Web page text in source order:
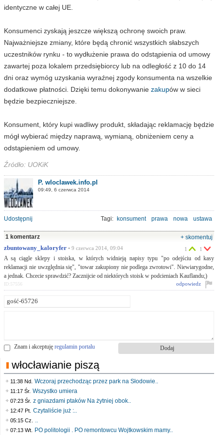
identyczne w całej UE.
Konsumenci zyskają jeszcze większą ochronę swoich praw.
Najważniejsze zmiany, które będą chronić wszystkich słabszych
uczestników rynku - to wydłużenie prawa do odstąpienia od umowy
zawartej poza lokalem przedsiębiorcy lub na odległość z 10 do 14
dni oraz wymóg uzyskania wyraźnej zgody konsumenta na wszelkie
dodatkowe płatności. Dzięki temu dokonywanie zakupów w sieci
będzie bezpieczniejsze.
Konsument, który kupi wadliwy produkt, składając reklamację będzie
mógł wybierać między naprawą, wymianą, obniżeniem ceny a
odstąpieniem od umowy.
Źródło: UOKiK
P. wloclawek.info.pl
09:49, 6 czerwca 2014
Udostępnij Tagi: konsument prawa nowa ustawa
1 komentarz
+ skomentuj
zbuntowany_kaloryfer • 9 czerwca 2014, 09:04
A są ciągle sklepy i stoiska, w których widnieją napisy typu "po odejściu od kasy
reklamacji nie uwzględnia się", "towar zakupiony nie podlega zwrotowi". Niewiarygodne,
a jednak. Chcecie sprawdzić? Zacznijcie od niektórych stoisk w podcieniach Kauflandu;)
1 1
odpowiedz
ID:57556
Znam i akceptuję regulamin portalu
włocławianie piszą
11:38 Nd. Wczoraj przechodząc przez park na Słodowie..
11:17 Śr. Wszystko umiera
07:23 Śr. z gniazdami ptaków Na żytniej obok..
12:47 Pt. Czytaliście już :..
05:15 Cz. ..
07:13 Wt. PO politologii . PO remontowcu Wojtkowskim mamy..